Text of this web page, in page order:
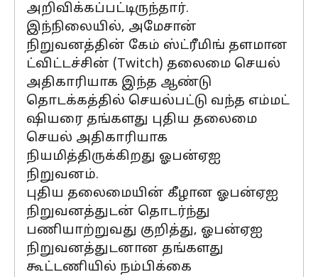
அறிவிக்கப்பட்டிருந்தார்.
இந்நிலையில், அமேசான்
நிறுவனத்தின் கேம் ஸ்ட்ரீமிங் தளமான
ட்விட்டச்சின் (Twitch) தலைமை செயல்
அதிகாரியாக இந்த ஆண்டு
தொடக்கத்தில் செயல்பட்டு வந்த எம்மட்
ஷியரை தங்களது புதிய தலைமை
செயல் அதிகாரியாக
நியமித்திருக்கிறது ஓபன்ஏஐ
நிறுவனம்.
புதிய தலைமையின் கீழான ஓபன்ஏஐ
நிறுவனத்துடன் தொடர்ந்து
பணியாற்றுவது குறித்து, ஓபன்ஏஐ
நிறுவனத்துடனான தங்களது
கூட்டணியில் நம்பிக்கை